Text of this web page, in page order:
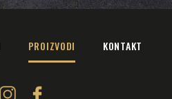
PROIZVODI KONTAKT